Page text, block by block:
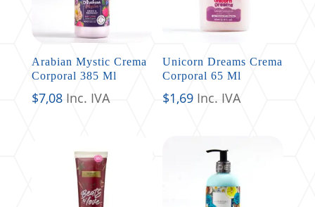
Arabian Mystic Crema
Corporal 385 Ml
$7,08 Inc. IVA
Unicorn Dreams Crema
Corporal 65 Ml
$1,69 Inc. IVA